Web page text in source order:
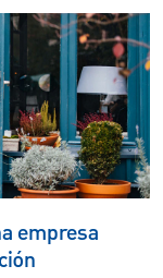
empresa